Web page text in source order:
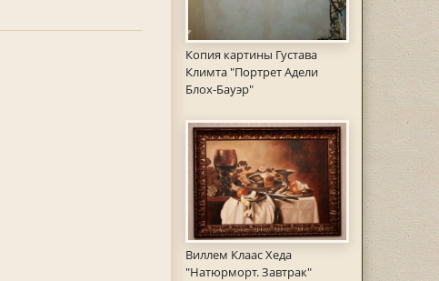
Копия картины Густава
Климта "Портрет Адели
Блох-Бауэр"
Виллем Клаас Хеда
"Натюрморт. Завтрак"